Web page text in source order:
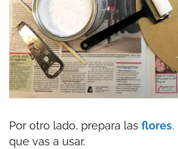
Por otro lado, prepara las flores,
que vas a usar.